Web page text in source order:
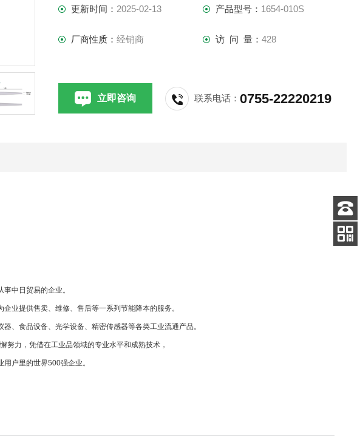
更新时间： 2025-02-13 产品型号： 1654-010S
厂商性质：经销商 访 问 量： 428
立即咨询 联系电话：0755-22220219
中日贸易的企业。
业提供售卖、维修、售后等一系列节能降本的服务。
、食品设备、光学设备、精密传感器等各类工业流通产品。
努力，凭借在工业品领域的专业水平和成熟技术，
户里的世界500强企业。
客服
电话